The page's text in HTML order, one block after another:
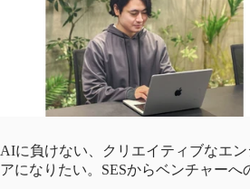
AIに負けない、クリエイティブなエン
アになりたい。SESからベンチャーへ